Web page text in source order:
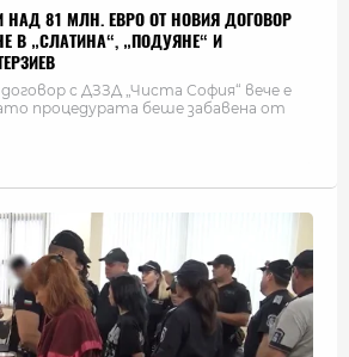
НАД 81 МЛН. ЕВРО ОТ НОВИЯ ДОГОВОР
В „СЛАТИНА“, „ПОДУЯНЕ“ И
с ДЗЗД „Чиста София“ вече е
процедурата беше забавена от